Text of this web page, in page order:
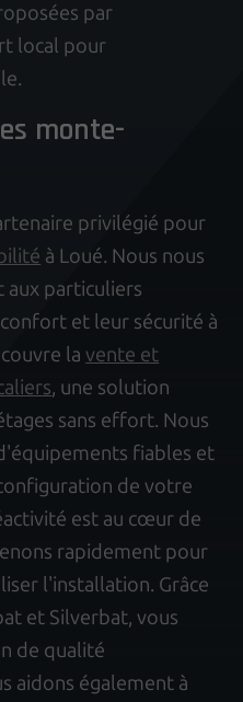
par
local pour
monte-
privilégié pour
à Loué. Nous nous
aux particuliers
et leur sécurité à
la vente et
, une solution
sans effort. Nous
fiables et
de votre
est au cœur de
rapidement pour
l'installation. Grâce
et Silverbat, vous
de qualité
aidons également à